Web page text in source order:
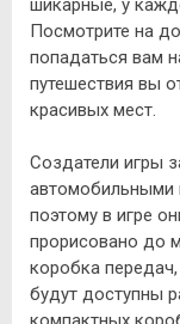
Посмотрите на
попадаться вам
путешествия вы
красивых мест.
Создатели игры
автомобильными
поэтому в игре
прорисовано до
коробка
будут доступны